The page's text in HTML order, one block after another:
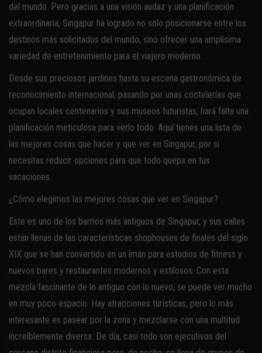
del mundo. Pero gracias a una visión audaz y una planificación
extraordinaria, Singapur ha logrado no solo posicionarse entre los
destinos más solicitados del mundo, sino ofrecer una amplísima
variedad de entretenimiento para el viajero moderno.
Desde sus preciosos jardines hasta su escena gastronómica de
reconocimiento internacional, pasando por unas coctelerías que
ocupan locales centenarios y sus museos futuristas, hará falta una
planificación meticulosa para verlo todo. Aquí tienes una lista de
las mejores cosas que hacer y que ver en Singapur, por si
necesitas reducir opciones para que todo quepa en tus
vacaciones.
¿Cómo elegimos las mejores cosas que ver en Singapur?
Este es uno de los barrios más antiguos de Singapur, y sus calles
están llenas de las características shophouses de finales del siglo
XIX que se han convertido en un imán para estudios de fitness y
nuevos bares y restaurantes modernos y estilosos. Con esta
mezcla fascinante de lo antiguo con lo nuevo, se puede ver mucho
en muy poco espacio. Hay atracciones turísticas, pero lo más
interesante es pasear por la zona y mezclarse con una multitud
increíblemente diversa. De día, casi todo son ejecutivos del